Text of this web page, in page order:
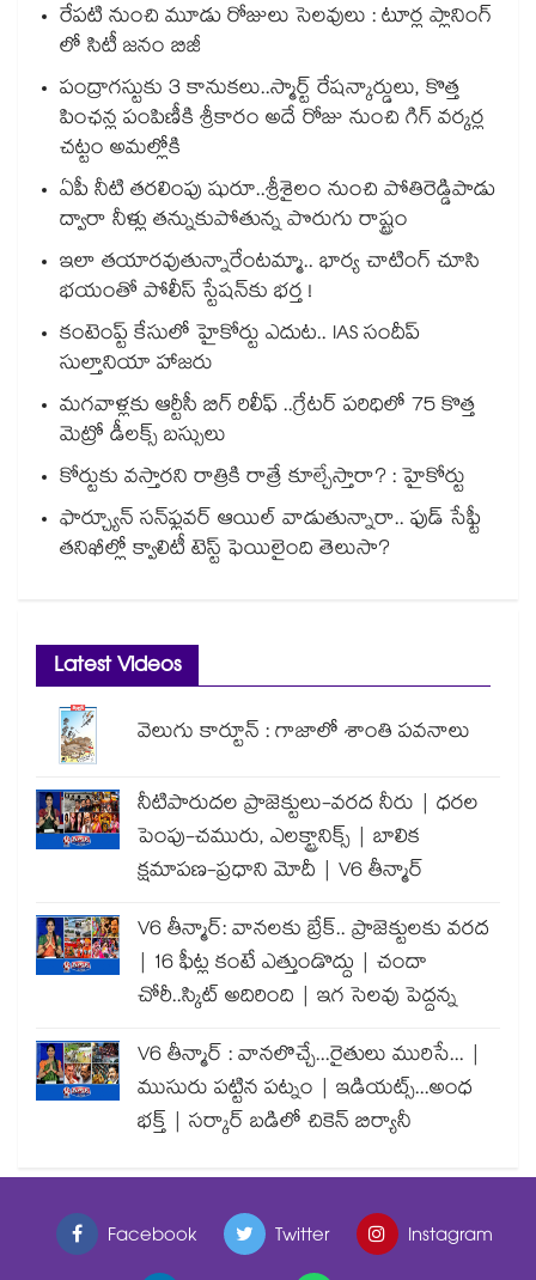
రేపటి నుంచి మూడు రోజులు సెలవులు : టూర్ల ప్లానింగ్
లో సిటీ జనం బిజీ
పంద్రాగస్టుకు 3 కానుకలు..స్మార్ట్ రేషన్కార్డులు, కొత్త
పింఛన్ల పంపిణీకి శ్రీకారం అదే రోజు నుంచి గిగ్ వర్కర్ల
చట్టం అమల్లోకి
ఏపీ నీటి తరలింపు షురూ..శ్రీశైలం నుంచి పోతిరెడ్డిపాడు
ద్వారా నీళ్లు తన్నుకుపోతున్న పొరుగు రాష్ట్రం
ఇలా తయారవుతున్నారేంటమ్మా.. భార్య చాటింగ్ చూసి
భయంతో పోలీస్ స్టేషన్⁫కు భర్త !
కంటెంప్ట్ కేసులో హైకోర్టు ఎదుట.. IAS సందీప్
సుల్తానియా హాజరు
మగవాళ్లకు ఆర్టీసీ బిగ్ రిలీఫ్ ..గ్రేటర్ పరిధిలో 75 కొత్త
మెట్రో డీలక్స్ బస్సులు
కోర్టుకు వస్తారని రాత్రికి రాత్రే కూల్చేస్తారా? : హైకోర్టు
ఫార్చ్యూన్ సన్‌ఫ్లవర్ ఆయిల్ వాడుతున్నారా.. ఫుడ్ సేఫ్టీ
తనిఖీల్లో క్వాలిటీ టెస్ట్ ఫెయిలైంది తెలుసా?
Latest Videos
వెలుగు కార్టూన్ : గాజాలో శాంతి పవనాలు
నీటిపారుదల ప్రాజెక్టులు-వరద నీరు | ధరల
పెంపు-చమురు, ఎలక్ట్రానిక్స్ | బాలిక
క్షమాపణ-ప్రధాని మోదీ | V6 తీన్మార్
V6 తీన్మార్: వానలకు బ్రేక్.. ప్రాజెక్టులకు వరద
| 16 ఫీట్ల కంటే ఎత్తుండొద్దు | చందా
చోరీ..స్కిట్ అదిరింది | ఇగ సెలవు పెద్దన్న
V6 తీన్మార్ : వానలొచ్చే...రైతులు మురిసే... |
ముసురు పట్టిన పట్నం | ఇడియట్స్...అంధ
భక్త్ | సర్కార్ బడిలో చికెన్ బిర్యానీ
Facebook Twitter Instagram